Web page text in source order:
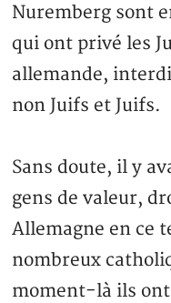
Nuremberg sont
qui ont privé les
allemande,
non Juifs et Juifs.
Sans doute, il y
gens de valeur,
Allemagne en ce
nombreux
moment-là ils ont